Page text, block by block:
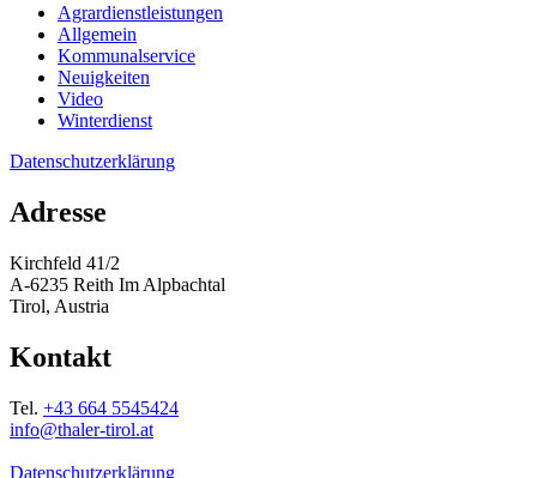
Agrardienstleistungen
Allgemein
Kommunalservice
Neuigkeiten
Video
Winterdienst
Datenschutzerklärung
Adresse
Kirchfeld 41/2
A-6235 Reith Im Alpbachtal
Tirol, Austria
Kontakt
Tel. +43 664 5545424
info@thaler-tirol.at
Datenschutzerklärung